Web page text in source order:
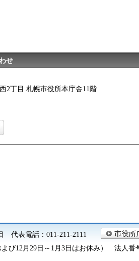
せ
2丁目 札幌市役所本庁舎11階
代表電話：011-211-2111
び12月29日～1月3日はお休み） 法人番